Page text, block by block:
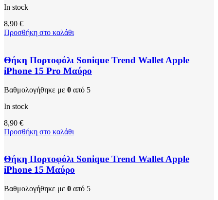
In stock
8,90 €
Προσθήκη στο καλάθι
Θήκη Πορτοφόλι Sonique Trend Wallet Apple
iPhone 15 Pro Μαύρο
Βαθμολογήθηκε με 0 από 5
In stock
8,90 €
Προσθήκη στο καλάθι
Θήκη Πορτοφόλι Sonique Trend Wallet Apple
iPhone 15 Μαύρο
Βαθμολογήθηκε με 0 από 5